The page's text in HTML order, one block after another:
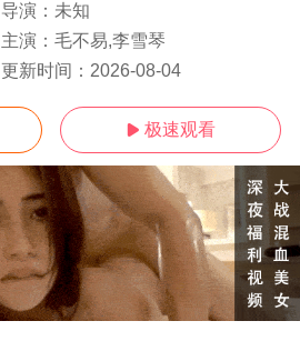
导演： 未知
主演： 毛不易,李雪琴
更新时间： 2026-08-04
 极速观看